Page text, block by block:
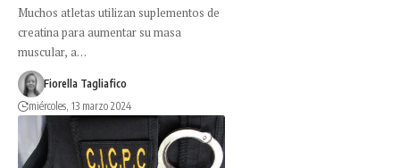
Muchos atletas utilizan suplementos de
creatina para aumentar su masa
muscular, a…
Fiorella Tagliafico
miércoles, 13 marzo 2024